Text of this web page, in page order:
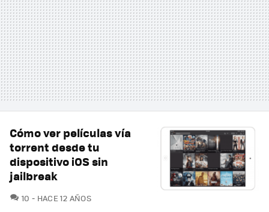
Cómo ver películas vía
torrent desde tu
dispositivo iOS sin
jailbreak
10 COMENTARIOS
HACE 12 AÑOS